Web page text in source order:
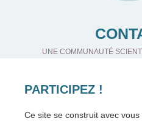
UNE COMMUNAUTÉ
PARTICIPEZ !
Ce site se construit avec